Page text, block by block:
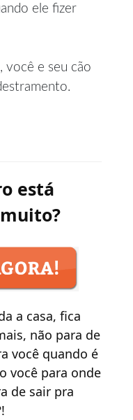
ele fizer
você e seu cão
está
a casa, fica
não para de
você quando é
você para onde
de sair pra